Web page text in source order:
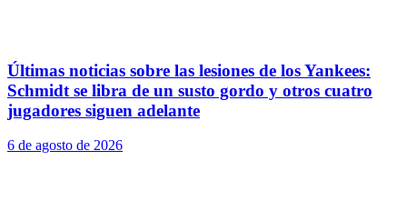
Últimas noticias sobre las lesiones de los Yankees:
Schmidt se libra de un susto gordo y otros cuatro
jugadores siguen adelante
6 de agosto de 2026